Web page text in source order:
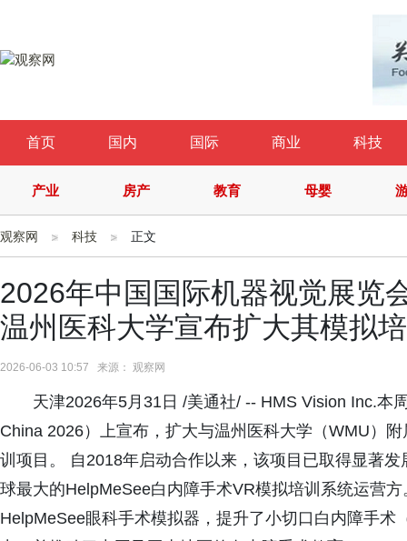
首页 国内 国际 商业 科技
产业 房产 教育 母婴
观察网 科技 正文
2026年中国国际机器视觉展览
温州医科大学宣布扩大其模拟
2026-06-03 10:57 来源： 观察网
天津2026年5月31日 /美通社/ -- HMS Vision Inc.本
China 2026）上宣布，扩大与温州医科大学（WMU）
训项目。 自2018年启动合作以来，该项目已取得显著
球最大的HelpMeSee白内障手术VR模拟培训系统运营
HelpMeSee眼科手术模拟器，提升了小切口白内障手